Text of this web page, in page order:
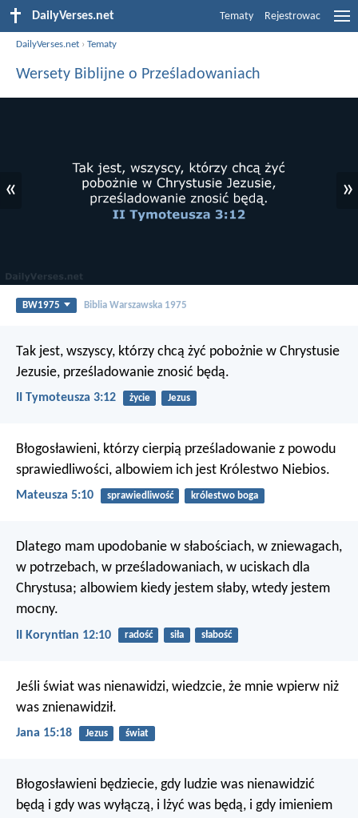
DailyVerses.net Tematy Rejestrowac
DailyVerses.net ›Tematy
Wersety Biblijne o Prześladowaniach
« »
BW1975 Biblia Warszawska 1975
Tak jest, wszyscy, którzy chcą żyć pobożnie w Chrystusie
Jezusie, prześladowanie znosić będą.
II Tymoteusza 3:12 życie Jezus
Błogosławieni, którzy cierpią prześladowanie z powodu
sprawiedliwości, albowiem ich jest Królestwo Niebios.
Mateusza 5:10 sprawiedliwość królestwo boga
Dlatego mam upodobanie w słabościach, w zniewagach,
w potrzebach, w prześladowaniach, w uciskach dla
Chrystusa; albowiem kiedy jestem słaby, wtedy jestem
mocny.
II Koryntian 12:10 radość siła słabość
Jeśli świat was nienawidzi, wiedzcie, że mnie wpierw niż
was znienawidził.
Jana 15:18 Jezus świat
Błogosławieni będziecie, gdy ludzie was nienawidzić
będą i gdy was wyłączą, i lżyć was będą, i gdy imieniem